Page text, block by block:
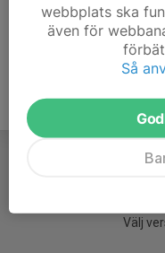
Välj
webbplats ska
även för
Så